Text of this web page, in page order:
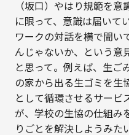
（坂口）やはり規範を
に限って、意識は届いて
ワークの対話を横で聞い
んじゃないか、という意
と思って。例えば、生ご
の家から出る生ゴミを生
として循環させるサービ
が、学校の生協の仕組み
りごとを解決しようみた